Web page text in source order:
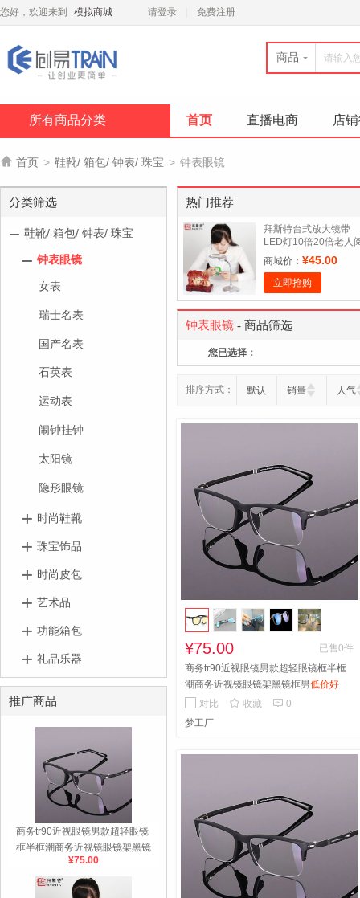
您好，欢迎来到 模拟商城 请登录 免费注册
商品
所有商品分类 首页 直播电商 店
 首页 > 鞋靴/ 箱包/ 钟表/ 珠宝 > 钟表眼镜
分类筛选
鞋靴/ 箱包/ 钟表/ 珠宝
钟表眼镜
女表
瑞士名表
国产名表
石英表
运动表
闹钟挂钟
太阳镜
隐形眼镜
时尚鞋靴
珠宝饰品
时尚皮包
艺术品
功能箱包
礼品乐器
推广商品
商务tr90近视眼镜男款超轻眼镜
框半框潮商务近视镜眼镜架黑镜
¥75.00
热门推荐
拜斯特台式放大镜带
LED灯10倍20倍老人
读电子检验钟表手机维
修
商城价： ¥45.00
立即抢购
钟表眼镜 - 商品筛选
您已选择：
排序方式： 默认 销量 人气
¥75.00
已售0件
商务tr90近视眼镜男款超轻眼镜框半框
潮商务近视镜眼镜架黑镜框男低价好
用，防护效果高
对比  收藏  0
梦工厂